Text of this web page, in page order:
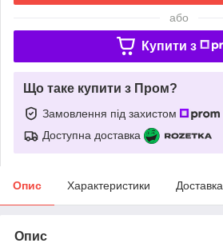
або
Купити з
Що таке купити з Пром?
Замовлення під захистом
Доступна доставка
Опис Характеристики Доставка
Опис